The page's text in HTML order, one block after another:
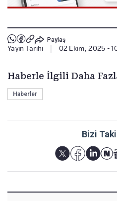
Paylaş
Yayın Tarihi 02 Ekim, 2025 -
Haberle İlgili Daha
Haberler
Bizi